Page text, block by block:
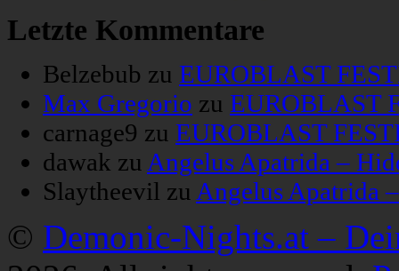
Letzte Kommentare
Belzebub zu EUROBLAST
Max Gregorio zu EUROBLAST
carnage9 zu EUROBLAST
dawak zu Angelus Apatrida –
Slaytheevil zu Angelus Apatrida
© Demonic-Nights.at –